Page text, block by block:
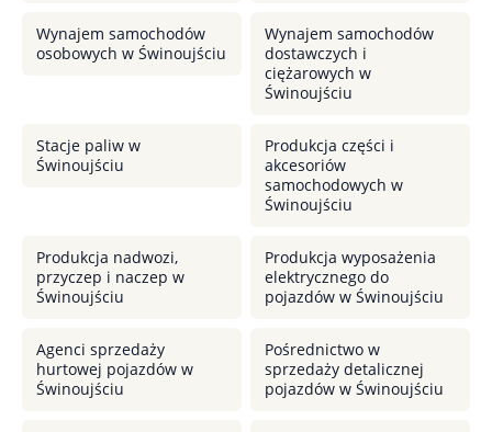
Wynajem samochodów
osobowych w Świnoujściu
Wynajem samochodów
dostawczych i
ciężarowych w
Świnoujściu
Stacje paliw w
Świnoujściu
Produkcja części i
akcesoriów
samochodowych w
Świnoujściu
Produkcja nadwozi,
przyczep i naczep w
Świnoujściu
Produkcja wyposażenia
elektrycznego do
pojazdów w Świnoujściu
Agenci sprzedaży
hurtowej pojazdów w
Świnoujściu
Pośrednictwo w
sprzedaży detalicznej
pojazdów w Świnoujściu